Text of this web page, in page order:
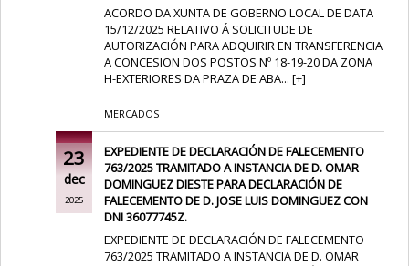
ACORDO DA XUNTA DE GOBERNO LOCAL DE DATA
15/12/2025 RELATIVO Á SOLICITUDE DE
AUTORIZACIÓN PARA ADQUIRIR EN TRANSFERENCIA
A CONCESION DOS POSTOS Nº 18-19-20 DA ZONA
H-EXTERIORES DA PRAZA DE ABA...[+]
MERCADOS
23
dec
2025
EXPEDIENTE DE DECLARACIÓN DE FALECEMENTO
763/2025 TRAMITADO A INSTANCIA DE D. OMAR
DOMINGUEZ DIESTE PARA DECLARACIÓN DE
FALECEMENTO DE D. JOSE LUIS DOMINGUEZ CON
DNI 36077745Z.
EXPEDIENTE DE DECLARACIÓN DE FALECEMENTO
763/2025 TRAMITADO A INSTANCIA DE D. OMAR